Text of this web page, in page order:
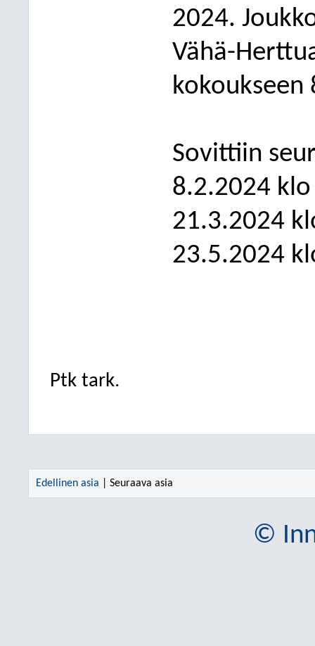
2024.
Vähä-
kokoukseen
Sovittiin
8.2.2024
21.3.2024
23.5.2024
Ptk tark.
Edellinen asia | Seuraava asia
©